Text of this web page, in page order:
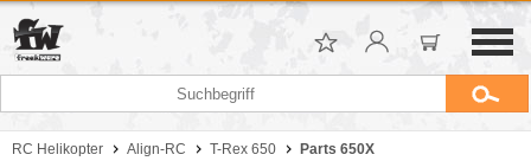
RC Helikopter Align-RC T-Rex 650 Parts 650X